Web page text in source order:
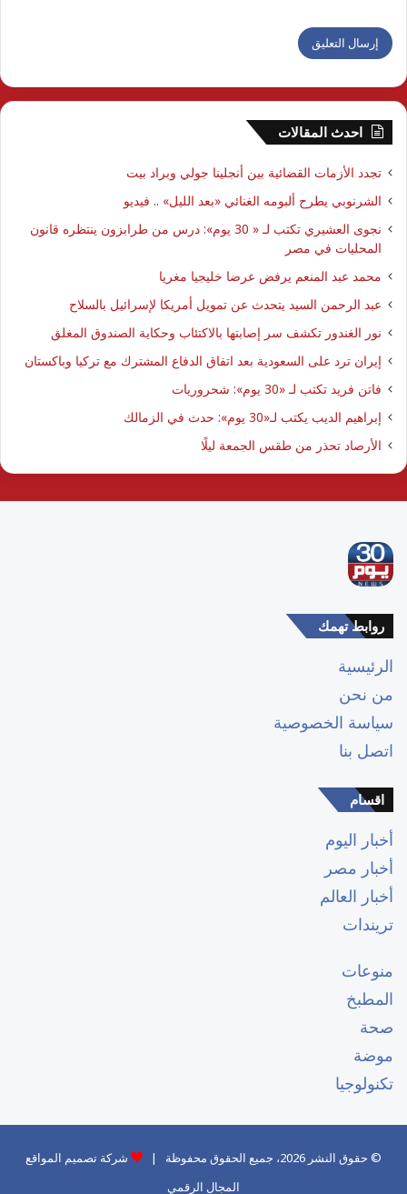
احدث المقالات
تجدد الأزمات القضائية بين أنجلينا جولي وبراد بيت
الشرنوبي يطرح ألبومه الغنائي «بعد الليل» .. فيديو
نجوى العشيري تكتب لـ « 30 يوم»: درس من طرابزون ينتظره قانون
المحليات في مصر
محمد عبد المنعم يرفض عرضا خليجيا مغريا
عبد الرحمن السيد يتحدث عن تمويل أمريكا لإسرائيل بالسلاح
نور الغندور تكشف سر إصابتها بالاكتئاب وحكاية الصندوق المغلق
إيران ترد على السعودية بعد اتفاق الدفاع المشترك مع تركيا وباكستان
فاتن فريد تكتب لـ «30 يوم»: شحروريات
إبراهيم الديب يكتب لـ«30 يوم»: حدث في الزمالك
الأرصاد تحذر من طقس الجمعة ليلًا
روابط تهمك
الرئيسية
من نحن
سياسة الخصوصية
اتصل بنا
اقسام
أخبار اليوم
أخبار مصر
أخبار العالم
تريندات
منوعات
المطبخ
صحة
موضة
تكنولوجيا
© حقوق النشر 2026، جميع الحقوق محفوظة |
شركة تصميم المواقع
المجال الرقمي